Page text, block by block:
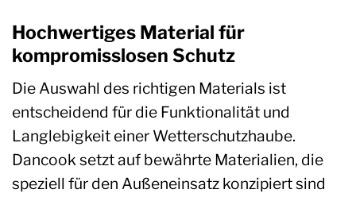
Hochwertiges Material für
kompromisslosen Schutz
Die Auswahl des richtigen Materials ist
entscheidend für die Funktionalität und
Langlebigkeit einer Wetterschutzhaube.
Dancook setzt auf bewährte Materialien, die
speziell für den Außeneinsatz konzipiert sind